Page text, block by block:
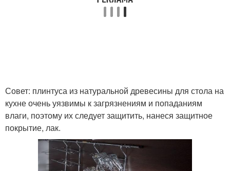
Совет: плинтуса из натуральной древесины для стола на
кухне очень уязвимы к загрязнениям и попаданиям
влаги, поэтому их следует защитить, нанеся защитное
покрытие, лак.